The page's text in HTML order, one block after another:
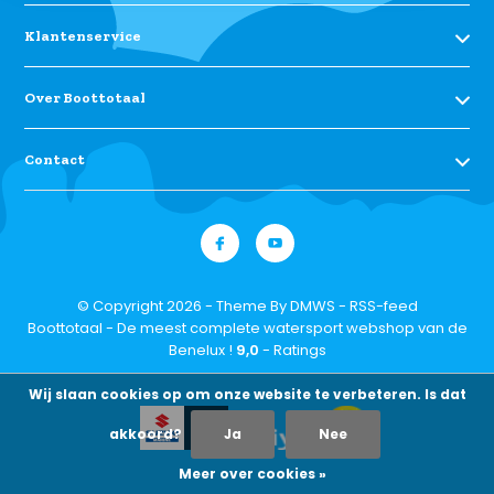
Klantenservice
Over Boottotaal
Contact
© Copyright 2026 - Theme ByDMWS - RSS-feed
Boottotaal - De meest complete watersport webshop van de
Benelux ! 9,0 - Ratings
Wij slaan cookies op om onze website te verbeteren. Is dat
akkoord? Ja Nee
Meer over cookies »